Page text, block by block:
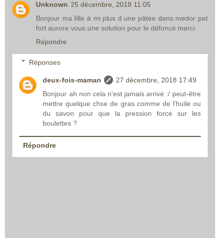
Unknown 25 décembre, 2018 11:05
Bonjour ma fille à mi plus d une pâtée dans medor pet
fort aurore vous une solution pour le défoncé merci
Répondre
Réponses
deux-fois-maman
27 décembre, 2018 17:49
Bonjour ah non cela n'est jamais arrivé :/ peut-être
mettre quelque chse de gras comme de l'huile ou
du savon pour que la pression force sur les
boulettes ?
Répondre